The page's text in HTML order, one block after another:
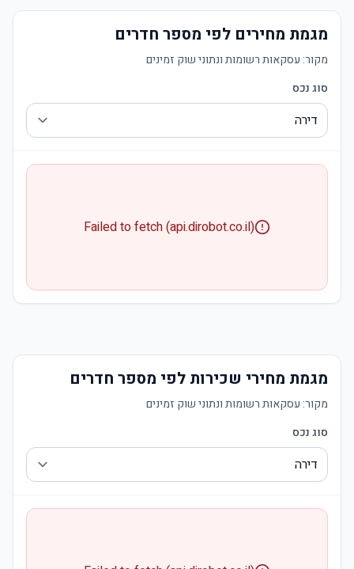
מגמת מחירים לפי מספר חדרים
מקור: עסקאות רשומות ונתוני שוק זמינים
סוג נכס
Failed to fetch (api.dirobot.co.il)
מגמת מחירי שכירות לפי מספר חדרים
מקור: עסקאות רשומות ונתוני שוק זמינים
סוג נכס